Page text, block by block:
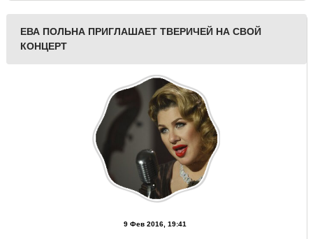
ЕВА ПОЛЬНА ПРИГЛАШАЕТ ТВЕРИЧЕЙ НА СВОЙ
КОНЦЕРТ
9 Фев 2016, 19:41